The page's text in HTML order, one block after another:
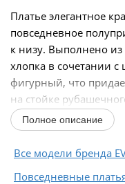
Платье элегантное
повседневное
к низу. Выполнено из
хлопка в сочетании
фигурный, что
на стойке
Полное описание
Все модели бренда
Повседневные